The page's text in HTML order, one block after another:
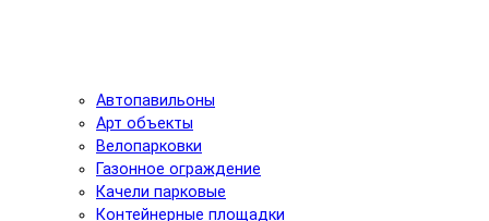
Автопавильоны
Арт объекты
Велопарковки
Газонное ограждение
Качели парковые
Контейнерные площадки